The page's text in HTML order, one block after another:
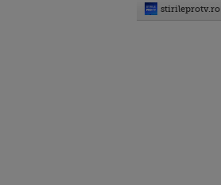
stirileprotv.ro